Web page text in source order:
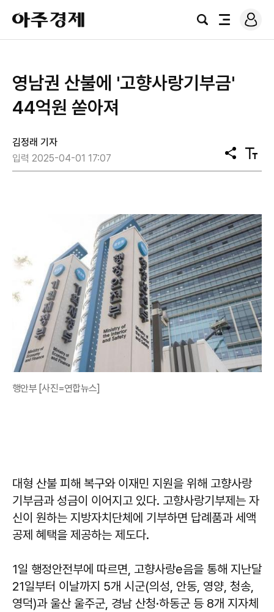
아
주
경
검
전
로
그
영남권 산불에 '고향사랑기부금'
44억원 쏟아져
김정래 기자
입력 2025-04-01 17:07
공
유
텍
스
행안부 [사진=연합뉴스]
대형 산불 피해 복구와 이재민 지원을 위해 고향사랑
기부금과 성금이 이어지고 있다. 고향사랑기부제는 자
신이 원하는 지방자치단체에 기부하면 답례품과 세액
공제 혜택을 제공하는 제도다.
1일 행정안전부에 따르면, 고향사랑e음을 통해 지난달
21일부터 이날까지 5개 시군(의성, 안동, 영양, 청송,
영덕)과 울산 울주군, 경남 산청·하동군 등 8개 지자체